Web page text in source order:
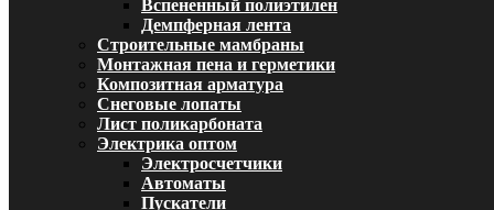
Вспененный полиэтилен
Демпферная лента
Строительные мамбраны
Монтажная пена и герметики
Композитная арматура
Снеговые лопаты
Лист поликарбоната
Электрика оптом
Электросчетчики
Автоматы
Пускатели